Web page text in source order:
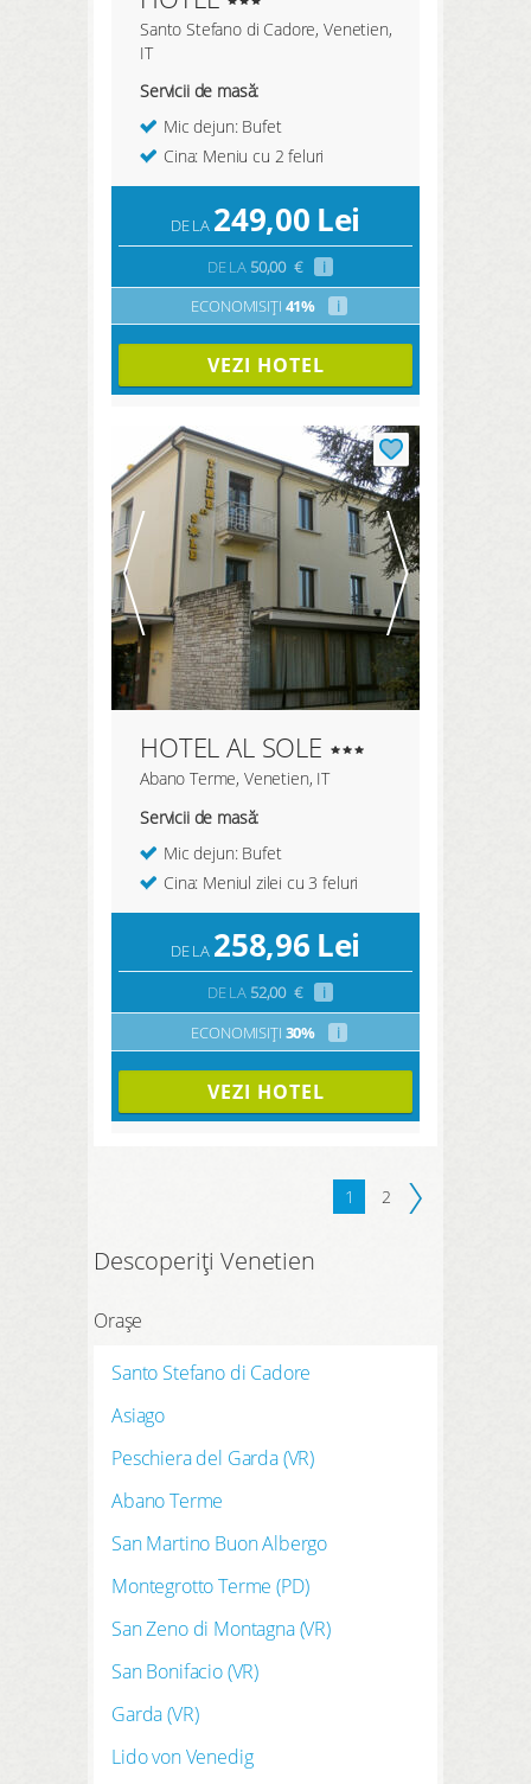
Santo Stefano di Cadore, Venetien,
IT
Servicii de masă:
Mic dejun: Bufet
Cina: Meniu cu 2 feluri
DE LA 249,00 Lei
DE LA50,00 €
i
ECONOMISIȚI 41% i
VEZI HOTEL
HOTEL AL SOLE
Abano Terme, Venetien, IT
Servicii de masă:
Mic dejun: Bufet
Cina: Meniul zilei cu 3 feluri
DE LA 258,96 Lei
DE LA52,00 €
i
ECONOMISIȚI 30% i
VEZI HOTEL
1 2
Descoperiți Venetien
Orașe
Santo Stefano di Cadore
Asiago
Peschiera del Garda (VR)
Abano Terme
San Martino Buon Albergo
Montegrotto Terme (PD)
San Zeno di Montagna (VR)
San Bonifacio (VR)
Garda (VR)
Lido von Venedig